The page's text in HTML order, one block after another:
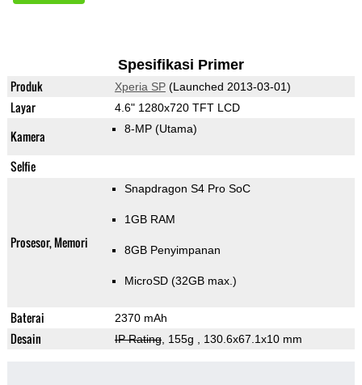
Spesifikasi Primer
Produk Xperia SP(Launched 2013-03-01)
Layar 4.6" 1280x720 TFT LCD
Kamera 8-MP (Utama)
Selfie
Prosesor, Memori
Snapdragon S4 Pro SoC
1GB RAM
8GB Penyimpanan
MicroSD (32GB max.)
Baterai 2370 mAh
Desain IP Rating, 155g , 130.6x67.1x10 mm